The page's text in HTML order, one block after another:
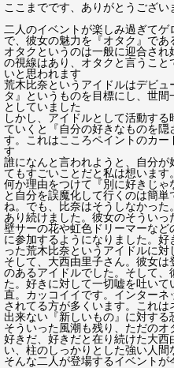
ここまでです、ありがとうござい
二人のイベントが楽しみ過ぎて
で、彼女の魅力を『オタク』で
オタクというのは一般に迎合さ
の視線はあり、オタクと言うこ
いと思われます
荒木比奈というアイドルはデビ
タ』というものを目標にし、世
としていました
しかし、アイドルとして活動す
ていくと『自分の好きなものを
す。これはこころペイントのカー
す
誰になんと言われようと、自分が
てもすごいことだと私は想います。
何か理由をつけて『別に好きじゃ
と自分を誤魔化して行くのは簡
ね。でも、比奈はそうしなかっ
あり続けました。彼女のそうい
壁サーの花や虹色ドリーマーなど
に参加するようになりました。
った荒木比奈というアイドルに対
そして、大西由里子さん。彼女
のあるアイドルでした。そして
た。好きに対して一切嘘を吐い
直。カッコイイです。インター
されてる方が多くいます。これ
出来ない『新しいもの』に対す
そういった風潮も残り、ただの
好きだ、好きだと在り続けた大
い、柱のしっかりとした強い人間
そんな二人が登場するイベントが